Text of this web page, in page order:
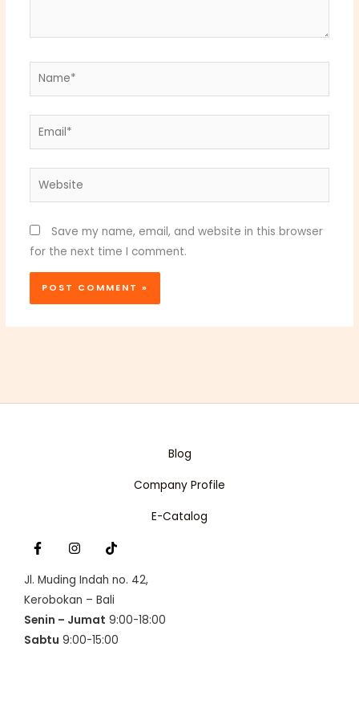
Name*
Email*
Website
Save my name, email, and website in this browser
for the next time I comment.
Blog
Company Profile
E-Catalog
Jl. Muding Indah no. 42,
Kerobokan – Bali
Senin – Jumat 9:00-18:00
Sabtu 9:00-15:00